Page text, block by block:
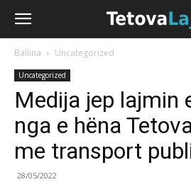
Ballina Uncategorized
Uncategorized
Medija jep lajmin
nga e hëna
me transport
28/05/2022